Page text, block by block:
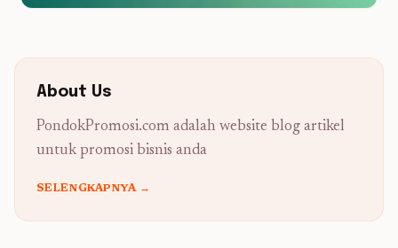
About Us
PondokPromosi.com adalah website blog artikel
untuk promosi bisnis anda
SELENGKAPNYA →